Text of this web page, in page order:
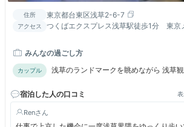
住所 東京都台東区浅草2-6-7
アクセス
つくばエクスプレス浅草駅徒歩1分 東京
みんなの過ごし方
カップル 浅草のランドマークを眺めながら 浅草
宿泊した人の口コミ
Ren